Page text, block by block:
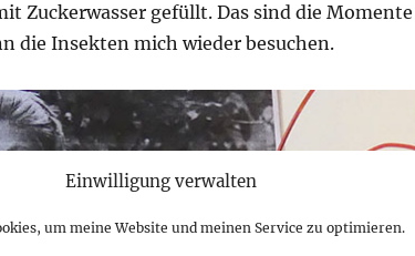
Einwilligung verwalten
um meine Website und meinen Service zu optimieren.
Zuckerwasser gefüllt. Das sind die Momente
die Insekten mich wieder besuchen.